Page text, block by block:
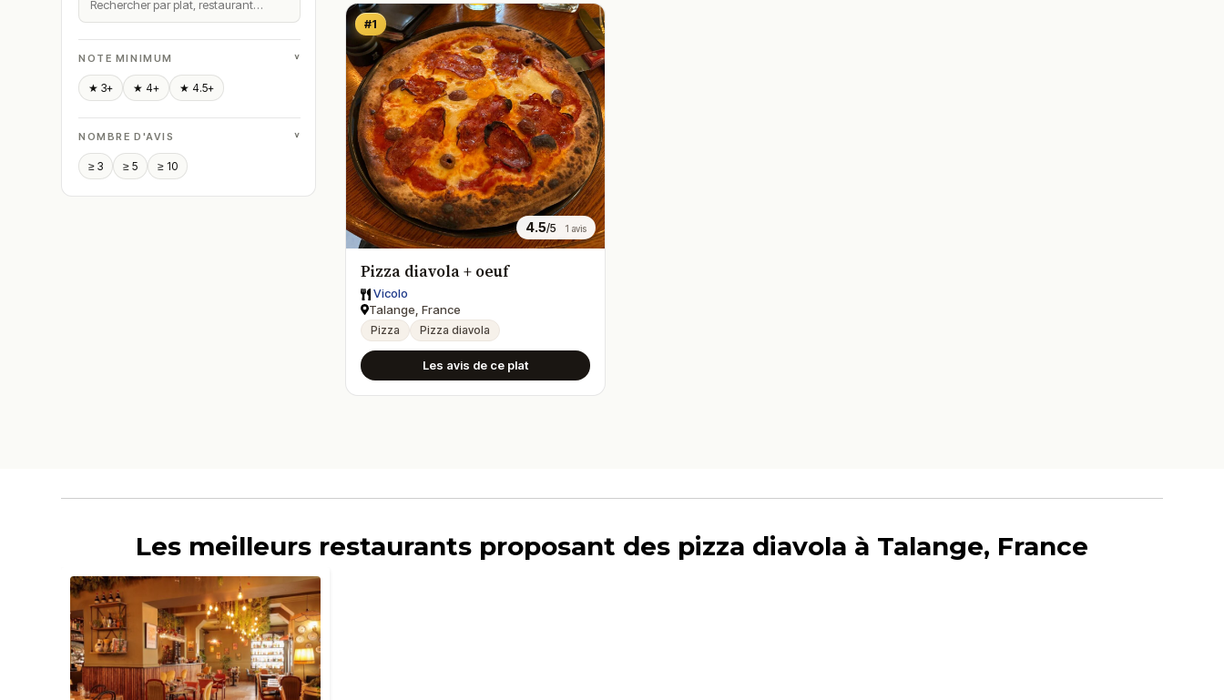
NOTE MINIMUM ˅
★ 3+ ★ 4+ ★ 4.5+
NOMBRE D'AVIS ˅
≥ 3 ≥ 5 ≥ 10
#1
4.5/5 1 avis
Pizza diavola + oeuf
Vicolo
Talange, France
Pizza Pizza diavola
Les avis de ce plat
Les meilleurs restaurants proposant des pizza diavola à Talange, France